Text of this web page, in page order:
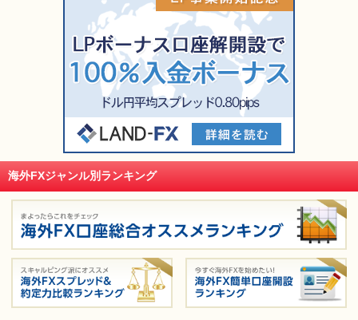
海外FXジャンル別ランキング